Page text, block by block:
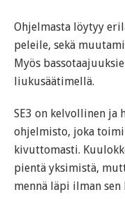
Ohjelmasta löytyy
peleile, sekä
Myös
liukusäätimellä.
SE3 on kelvollinen ja
ohjelmisto, joka
kivuttomasti.
pientä yksimistä,
mennä läpi ilman